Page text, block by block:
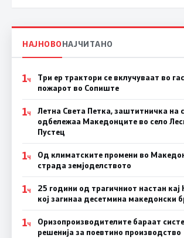
НАЈНОВОНАЈЧИТАНО
1Ч
Три ер трактори се вклучуваат во
пожарот во Сопиште
1Ч
Летна Света Петка, заштитничка на
одбележаа Македонците во село
Пустец
1Ч
Од климатските промени во
страда земјоделството
1Ч
25 години од трагичниот настан кај
кој загинаа десетмина македонски
1Ч
Оризопроизводителите бараат
решенија за поевтино производство